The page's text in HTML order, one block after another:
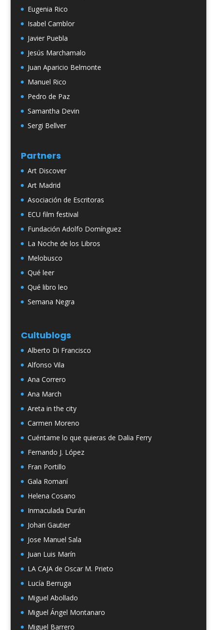
Eugenia Rico
Isabel Camblor
Javier Puebla
Jesús Marchamalo
Juan Aparicio Belmonte
Manuel Rico
Pedro de Paz
Samantha Devin
Sergi Bellver
Partners
Art Discover
Art Madrid
Asociación de Escritoras
ECU film festival
Fundación Adolfo Domínguez
La Noche de los Libros
Melobusco
Qué leer
Qué libro leo
Semana Negra
Cultublogs
Alberto Di Francisco
Alfonso Vila
Ana Correro
Ana March
Areta in the city
Carmen Moreno
Cuéntame lo que quieras de Dalia Ferry
Fernando J. López
Fran Portillo
Gala Romaní
Helena Cosano
Inmaculada Durán
Johari Gautier
Jose Manuel Sala
Juan Luis Marín
LA CAJA de Oscar M. Prieto
Lucía Berruga
Miguel Abollado
Miguel Ángel Montanaro
Miguel Barrero